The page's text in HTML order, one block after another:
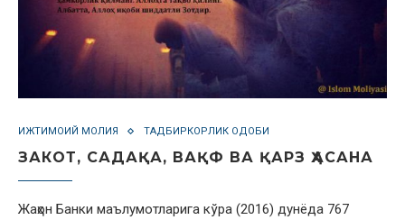
ИЖТИМОИЙ МОЛИЯ ТАДБИРКОРЛИК ОДОБИ
ЗАКОТ, САДАҚА, ВАҚФ ВА ҚАРЗ ҲАСАНА
Жаҳон Банки маълумотларига кўра (2016) дунёда 767